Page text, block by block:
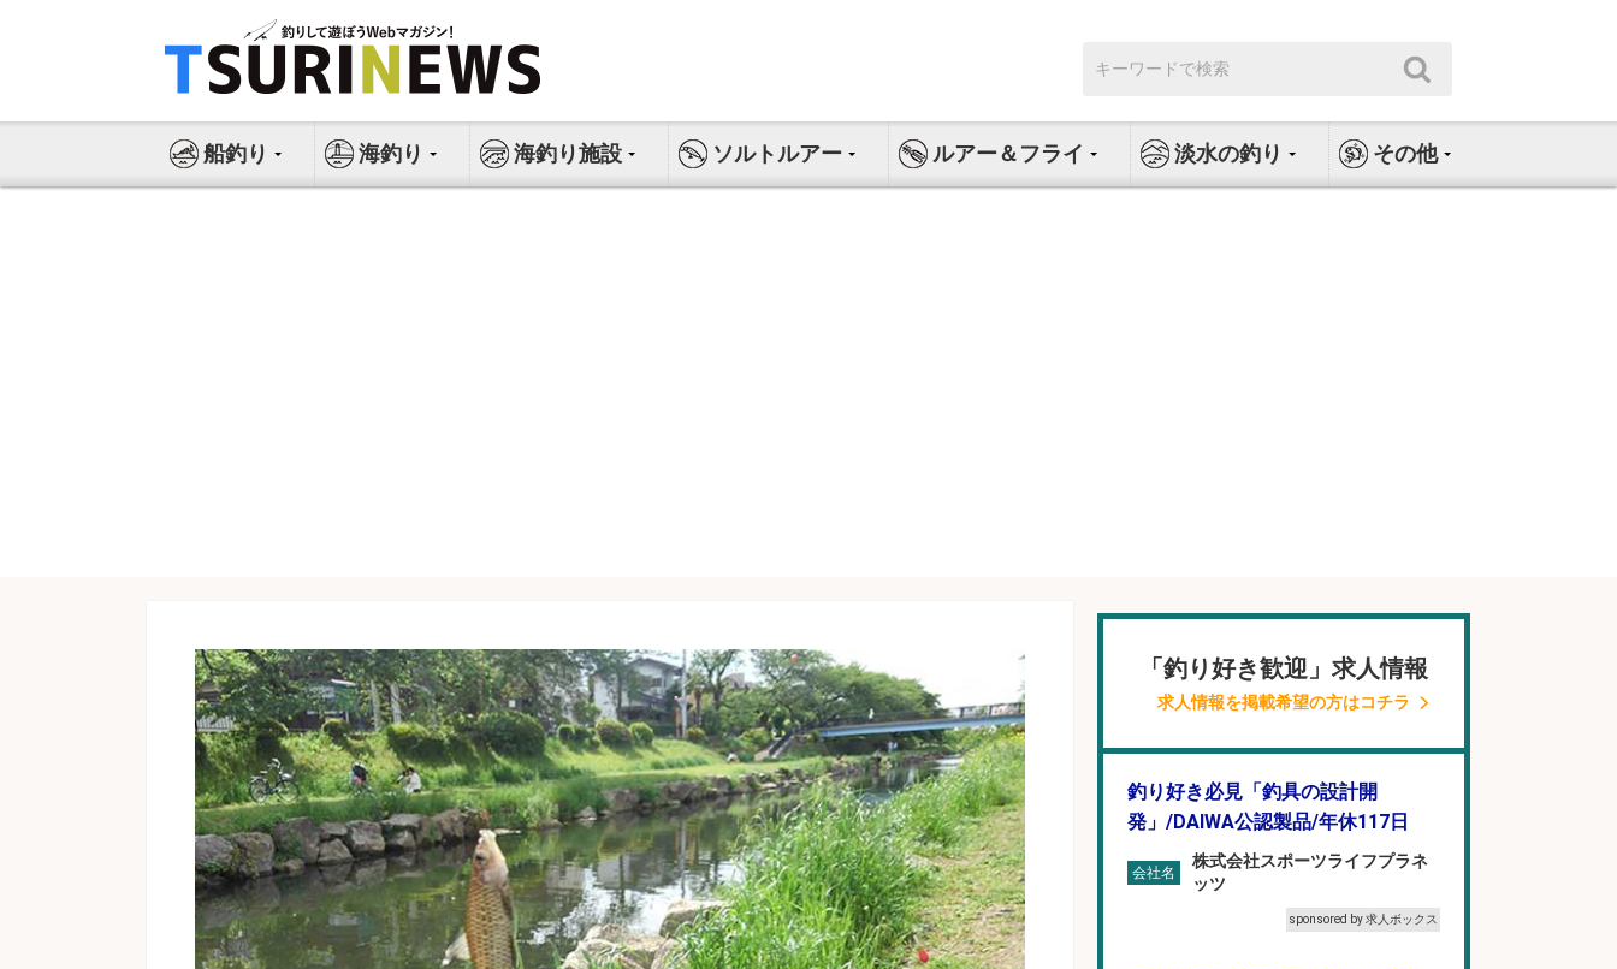
ス
索:
船釣り 海釣り 海釣り施設 ソルトルアー ルアー＆フライ 淡水の釣り その他
「釣り好き歓迎」求人情報
求人情報を掲載希望の方はコチラ
釣り好き必見「釣具の設計開
発」/DAIWA公認製品/年休117日
会社名
株式会社スポーツライフプラネ
ッツ
sponsored by 求人ボックス